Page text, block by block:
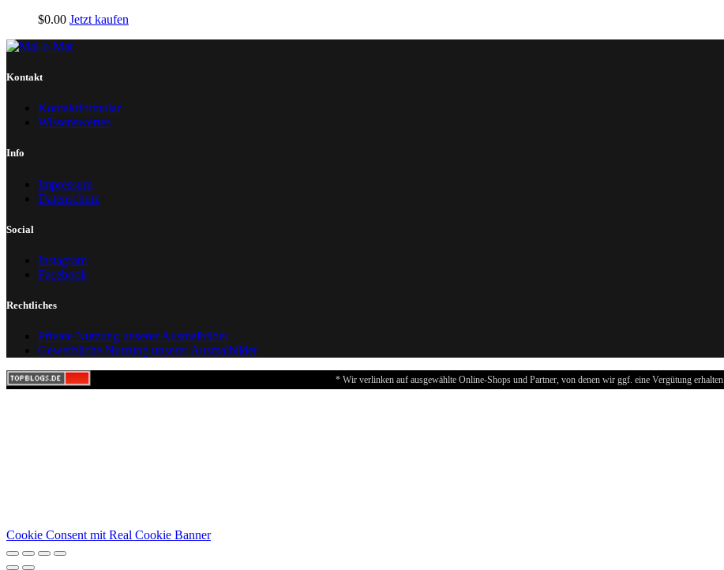
$0.00 Jetzt kaufen
Kontakt
Kontaktformular
Wissenswertes
Info
Impressum
Datenschutz
Social
Instagram
Facebook
Rechtliches
Private Nutzung unserer Ausmalbilder
Gewerbliche Nutzung unserer Ausmalbilder
* Wir verlinken auf ausgewählte Online-Shops und Partner, von denen wir ggf. eine Vergütung erhalten.
Cookie Consent mit Real Cookie Banner